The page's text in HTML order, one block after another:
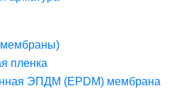
пленка
ЭПДМ (EPDM) мембрана